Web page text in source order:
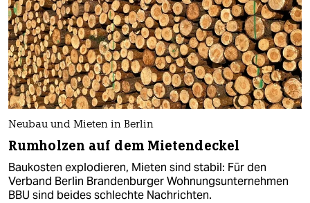
Neubau und Mieten in Berlin
Rumholzen auf dem Mietendeckel
Baukosten explodieren, Mieten sind stabil: Für den
Verband Berlin Brandenburger Wohnungsunternehmen
BBU sind beides schlechte Nachrichten.